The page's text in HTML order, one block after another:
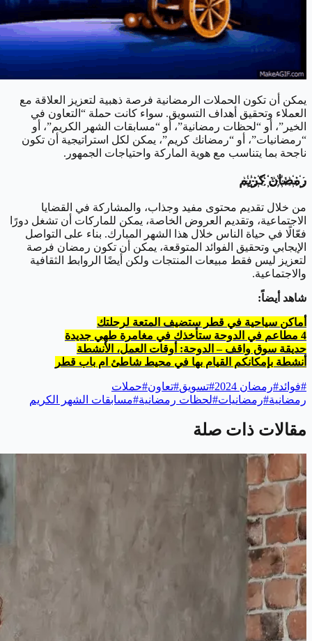
يمكن أن تكون الحملات الرمضانية فرصة ذهبية لتعزيز العلاقة مع
العملاء وتحقيق أهداف التسويق. سواء كانت حملة “التعاون في
الخير”، أو “لحظات رمضانية”، أو “مسابقات الشهر الكريم”، أو
“رمضانيات”، أو “رمضانك كريم”، يمكن لكل استراتيجية أن تكون
ناجحة بما يتناسب مع هوية الماركة واحتياجات الجمهور.
ر҉م҉ض҉ا҉ن҉ ҉ك҉ر҉ي҉م
من خلال تقديم محتوى مفيد وجذاب، والمشاركة في القضايا
الاجتماعية، وتقديم العروض الخاصة، يمكن للماركات أن تشغل دورًا
فعّالًا في حياة الناس خلال هذا الشهر المبارك. بناء على التواصل
الإيجابي وتحقيق الفوائد المتوقعة، يمكن أن تكون رمضان فرصة
لتعزيز ليس فقط مبيعات المنتجات ولكن أيضًا الروابط الثقافية
والاجتماعية.
شاهد أيضاً:
أماكن سياحية في قطر ستضيف المتعة لرحلتك
4 مطاعم في الدوحة ستأخذك في مغامرة طهي جديدة
حديقة سوق واقف – الدوحة: أوقات العمل، الأنشطة
أنشطة بإمكانكم القيام بها في محيط شاطئ ام باب قطر
#فوائد#رمضان 2024 #تسويق#تعاون#حملات
رمضانية#رمضانيات#لحظات رمضانية#مسابقات الشهر الكريم
مقالات ذات صلة